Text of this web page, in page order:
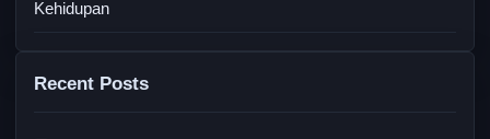
Recent Posts